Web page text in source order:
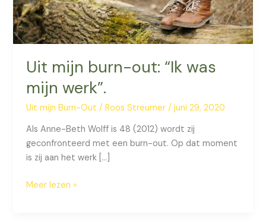
Uit mijn burn-out: “Ik was
mijn werk”.
Uit mijn Burn-Out /Roos Streumer/juni 29, 2020
Als Anne-Beth Wolff is 48 (2012) wordt zij
geconfronteerd met een burn-out. Op dat moment
is zij aan het werk […]
Uit
Meer lezen »